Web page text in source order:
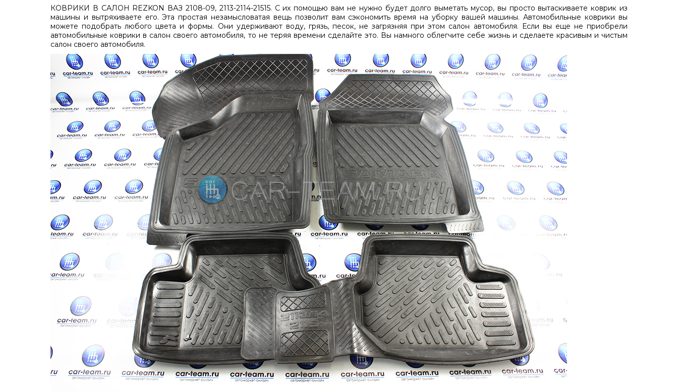
КОВРИКИ В САЛОН REZKON ВАЗ 2108-09, 2113-2114-21515. С их помощью вам не нужно будет долго выметать мусор, вы просто вытаскиваете коврик из
машины и вытряхиваете его. Эта простая незамысловатая вещь позволит вам сэкономить время на уборку вашей машины. Автомобильные коврики вы
можете подобрать любого цвета и формы. Они удерживают воду, грязь, песок, не загрязняя при этом салон автомобиля. Если вы еще не приобрели
автомобильные коврики в салон своего автомобиля, то не теряя времени сделайте это. Вы намного облегчите себе жизнь и сделаете красивым и чистым
салон своего автомобиля.